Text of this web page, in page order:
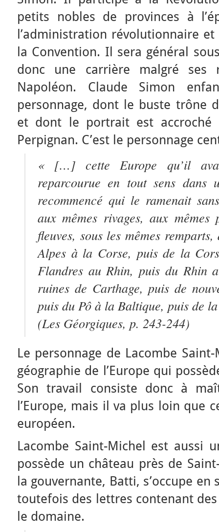
petits nobles de provinces à
l’administration révolutionnaire
la Convention. Il sera général
donc une carrière malgré ses
Napoléon. Claude Simon
personnage, dont le buste trône
et dont le portrait est accroché
Perpignan. C’est le personnage
« […] cette Europe qu’il
reparcourue en tout sens dans
recommencé qui le ramenait
aux mêmes rivages, aux mêmes
fleuves, sous les mêmes
Alpes à la Corse, puis de la
Flandres au Rhin, puis du Rhin
ruines de Carthage, puis de
puis du Pô à la Baltique, puis de
(Les Géorgiques, p. 243-244)
Le personnage de Lacombe
géographie de l’Europe qui
Son travail consiste donc à
l’Europe, mais il va plus loin que
européen.
Lacombe Saint-Michel est aussi
possède un château près de
la gouvernante, Batti, s’occupe
toutefois des lettres contenant
le domaine.